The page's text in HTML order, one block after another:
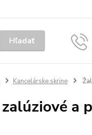
Hľadať
Kancelárske skrine
a